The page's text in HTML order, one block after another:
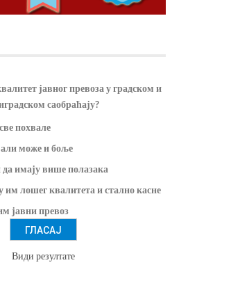
јавног превоза у градском и
саобраћају?
похвале
може и боље
да имају више полазака
им лошег квалитета и стално касне
јавни превоз
Види резултате